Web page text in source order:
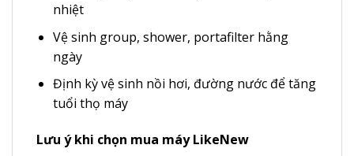
nhiệt
Vệ sinh group, shower, portafilter hằng
ngày
Định kỳ vệ sinh nồi hơi, đường nước để tăng
tuổi thọ máy
Lưu ý khi chọn mua máy LikeNew